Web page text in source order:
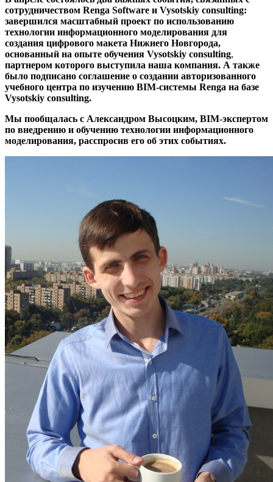
сотрудничеством Renga Software и Vysotskiy consulting:
завершился масштабный проект по использованию
технологии информационного моделирования для
создания цифрового макета Нижнего Новгорода,
основанный на опыте обучения Vysotskiy consulting,
партнером которого выступила наша компания. А также
было подписано соглашение о создании авторизованного
учебного центра по изучению BIM-системы Renga на базе
Vysotskiy consulting.
Мы пообщалась с Александром Высоцким, BIM-экспертом
по внедрению и обучению технологии информационного
моделирования, расспросив его об этих событиях.